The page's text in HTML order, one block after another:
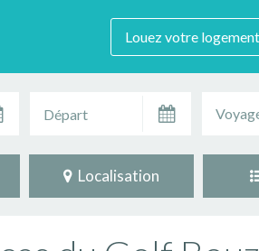
Louez votre logement
Localisation